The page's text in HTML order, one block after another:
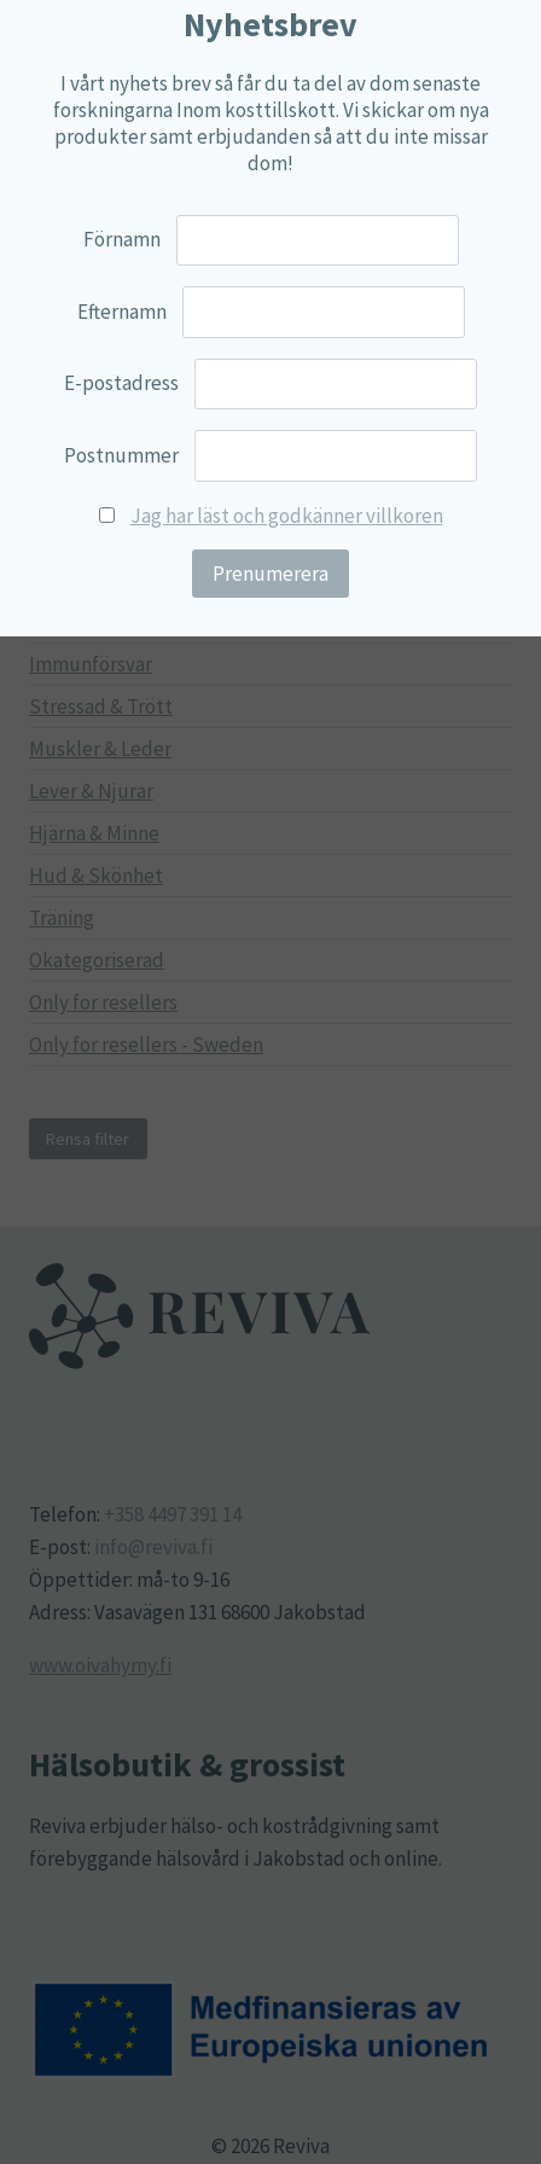
Övriga kosttillskott
100% Natural
EVP Nutrition
Multi Nutrient
Lamberts
Svenska Örtmedicinska Institutet
Green Trade
Immunförsvar
Stressad & Trött
Muskler & Leder
Lever & Njurar
Hjärna & Minne
Hud & Skönhet
Träning
Okategoriserad
Only for resellers
Only for resellers - Sweden
Rensa filter
Telefon: +358 4497 391 14
E-post: info@reviva.fi
Öppettider: må-to 9-16
Adress: Vasavägen 131 68600 Jakobstad
www.oivahymy.fi
Hälsobutik & grossist
Reviva erbjuder hälso- och kostrådgivning samt
förebyggande hälsovård i Jakobstad och online.
© 2026 Reviva
Nyhetsbrev
I vårt nyhets brev så får du ta del av dom senaste
forskningarna Inom kosttillskott. Vi skickar om nya
produkter samt erbjudanden så att du inte missar
dom!
Förnamn
Efternamn
E-postadress
Postnummer
Jag har läst och godkänner villkoren